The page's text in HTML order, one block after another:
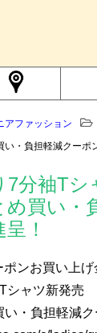
アファッション
・負担軽減クーポ
7分袖Tシ
め買い・
！
ンお買い上
シャツ新発売
・負担軽減ク